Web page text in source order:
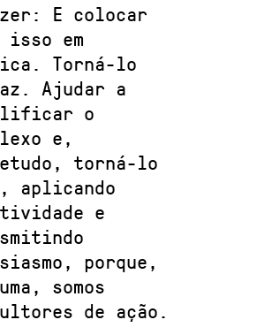
E colocar
isso em
Torná-lo
Ajudar a
o
e,
torná-lo
aplicando
e
porque,
somos
de ação.